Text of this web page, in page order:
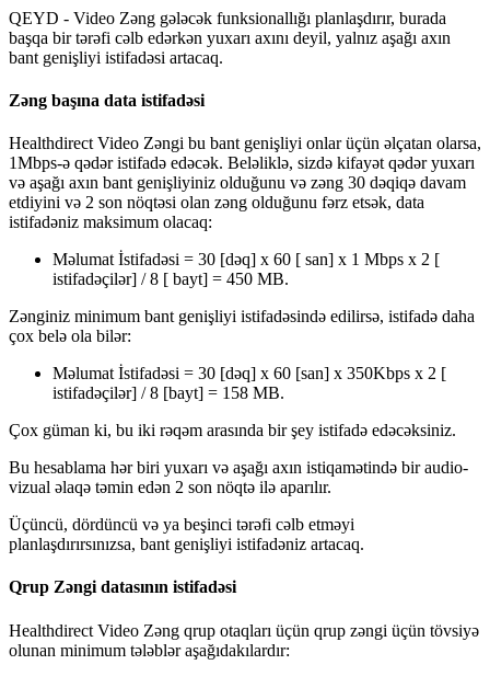
QEYD - Video Zəng gələcək funksionallığı planlaşdırır, burada
başqa bir tərəfi cəlb edərkən yuxarı axını deyil, yalnız aşağı axın
bant genişliyi istifadəsi artacaq.
Zəng başına data istifadəsi
Healthdirect Video Zəngi bu bant genişliyi onlar üçün əlçatan olarsa,
1Mbps-ə qədər istifadə edəcək. Beləliklə, sizdə kifayət qədər yuxarı
və aşağı axın bant genişliyiniz olduğunu və zəng 30 dəqiqə davam
etdiyini və 2 son nöqtəsi olan zəng olduğunu fərz etsək, data
istifadəniz maksimum olacaq:
Məlumat İstifadəsi = 30 [dəq] x 60 [ san] x 1 Mbps x 2 [
istifadəçilər] / 8 [ bayt] = 450 MB.
Zənginiz minimum bant genişliyi istifadəsində edilirsə, istifadə daha
çox belə ola bilər:
Məlumat İstifadəsi = 30 [dəq] x 60 [san] x 350Kbps x 2 [
istifadəçilər] / 8 [bayt] = 158 MB.
Çox güman ki, bu iki rəqəm arasında bir şey istifadə edəcəksiniz.
Bu hesablama hər biri yuxarı və aşağı axın istiqamətində bir audio-
vizual əlaqə təmin edən 2 son nöqtə ilə aparılır.
Üçüncü, dördüncü və ya beşinci tərəfi cəlb etməyi
planlaşdırırsınızsa, bant genişliyi istifadəniz artacaq.
Qrup Zəngi datasının istifadəsi
Healthdirect Video Zəng qrup otaqları üçün qrup zəngi üçün tövsiyə
olunan minimum tələblər aşağıdakılardır: